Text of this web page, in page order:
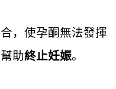
，使孕酮無法發揮
助終止妊娠。